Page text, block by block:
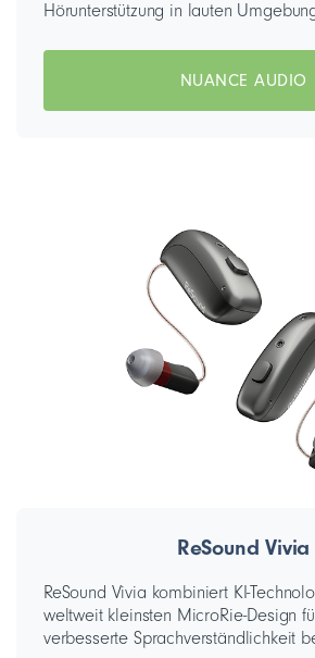
Hörunterstützung in lauten
NUANCE AUDIO
ReSound Vivia
ReSound Vivia kombiniert KI-
weltweit kleinsten MicroRie-Design
verbesserte Sprachverständlichkeit